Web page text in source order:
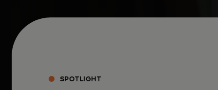
SPOTLIGHT